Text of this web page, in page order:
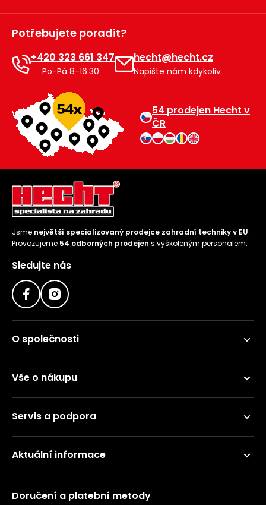
Potřebujete poradit?
+420 323 661 347
Po-Pá 8-16:30
hecht@hecht.cz
Napište nám kdykoliv
54 prodejen Hecht v
ČR
Jsme největší specializovaný prodejce zahradní techniky v EU.
Provozujeme 54 odborných prodejen s vyškoleným personálem.
Sledujte nás
O společnosti
Vše o nákupu
Servis a podpora
Aktuální informace
Doručení a platební metody